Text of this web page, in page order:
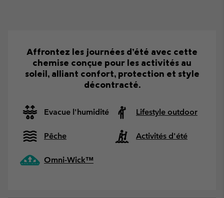
Affrontez les journées d’été avec cette
chemise conçue pour les activités au
soleil, alliant confort, protection et style
décontracté.
Evacue l'humidité Lifestyle outdoor
Pêche Activités d'été
Omni-Wick™